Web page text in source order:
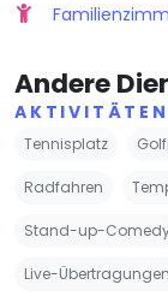
Andere
AKTIVITÄTEN
Tennisplatz
Radfahren
Stand-up-
Live-